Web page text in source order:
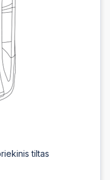
tiltas